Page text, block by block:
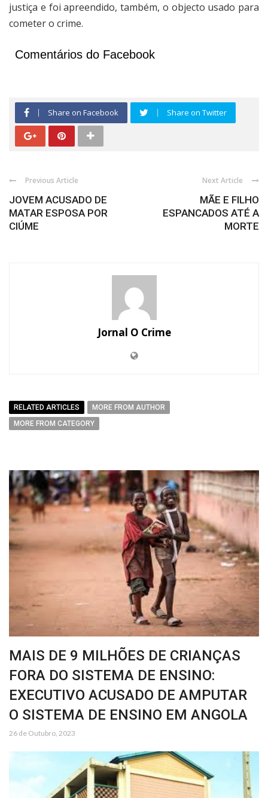
justiça e foi apreendido, também, o objecto usado para
cometer o crime.
Comentários do Facebook
Share on Facebook Share on Twitter
Previous Article
JOVEM ACUSADO DE
MATAR ESPOSA POR
CIÚME
Next Article
MÃE E FILHO
ESPANCADOS ATÉ A
MORTE
Jornal O Crime
RELATED ARTICLES
MORE FROM AUTHOR
MORE FROM CATEGORY
MAIS DE 9 MILHÕES DE CRIANÇAS
FORA DO SISTEMA DE ENSINO:
EXECUTIVO ACUSADO DE AMPUTAR
O SISTEMA DE ENSINO EM ANGOLA
26 de Outubro, 2023